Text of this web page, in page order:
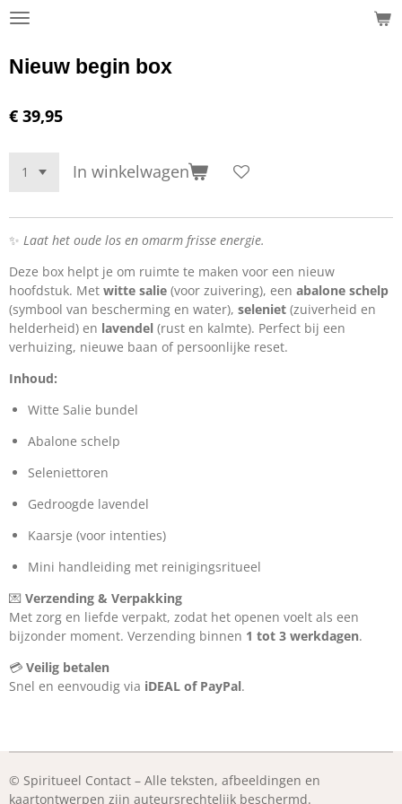
Ga
de
Nieuw begin box
€ 39,95
In winkelwagen
✨ Laat het oude los en omarm frisse energie.
Deze box helpt je om ruimte te maken voor een nieuw
hoofdstuk. Met witte salie (voor zuivering), een abalone schelp
(symbool van bescherming en water), seleniet (zuiverheid en
helderheid) en lavendel (rust en kalmte). Perfect bij een
verhuizing, nieuwe baan of persoonlijke reset.
Inhoud:
Witte Salie bundel
Abalone schelp
Seleniettoren
Gedroogde lavendel
Kaarsje (voor intenties)
Mini handleiding met reinigingsritueel
💌 Verzending & Verpakking
Met zorg en liefde verpakt, zodat het openen voelt als een
bijzonder moment. Verzending binnen 1 tot 3 werkdagen.
💳 Veilig betalen
Snel en eenvoudig via iDEAL of PayPal.
© Spiritueel Contact – Alle teksten, afbeeldingen en
kaartontwerpen zijn auteursrechtelijk beschermd.